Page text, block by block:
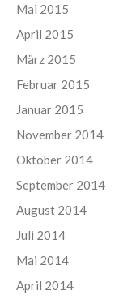
Mai 2015
April 2015
März 2015
Februar 2015
Januar 2015
November 2014
Oktober 2014
September 2014
August 2014
Juli 2014
Mai 2014
April 2014